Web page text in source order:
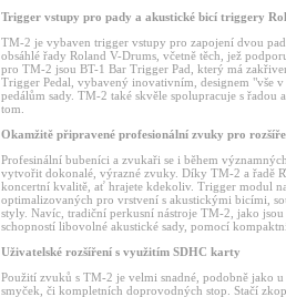
Trigger vstupy pro pady a akustické bicí triggery
TM-2 je vybaven trigger vstupy pro zapojení dvou
obsáhlé řady Roland V-Drums, včetně těch, jež
pro TM-2 jsou BT-1 Bar Trigger Pad, který má
Trigger Pedal, vybavený inovativním, designem "vše
pedálům sady. TM-2 také skvěle spolupracuje s
tom.
Okamžitě připravené profesionální zvuky pro
Profesinální bubeníci a zvukaři se i během
vytvořit dokonalé, výrazné zvuky. Díky TM-2 a řadě
koncertní kvalitě, ať hrajete kdekoliv. Trigger modul
optimalizovaných pro vrstvení s akustickými bicími,
styly. Navíc, tradiční perkusní nástroje TM-2, jako
schopností libovolné akustické sady, pomocí
Uživatelské rozšíření s využitím SDHC karty
Použití zvuků s TM-2 je velmi snadné, podobně jako
smyček, či kompletních doprovodných stop. Stačí